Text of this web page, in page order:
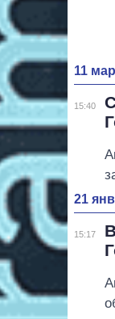
11
15:40
21
15:17